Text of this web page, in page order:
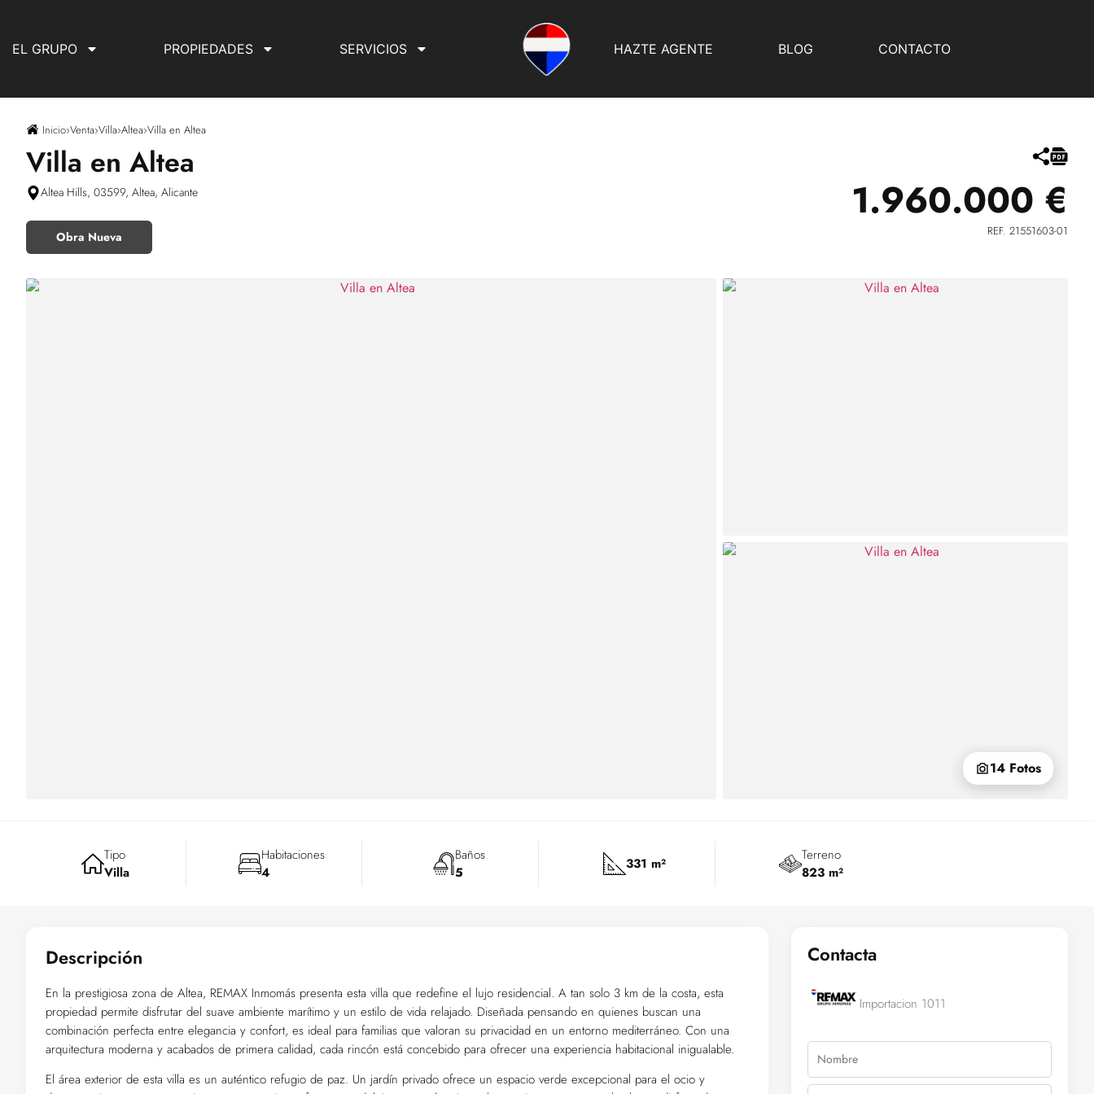
EL GRUPO PROPIEDADES SERVICIOS HAZTE AGENTE BLOG CONTACTO
Inicio›Venta›Villa›Altea›Villa en Altea
Villa en Altea
Altea Hills, 03599, Altea, Alicante
Obra Nueva
1.960.000 €
REF. 21551603-01
14 Fotos
Tipo
Villa
Habitaciones
4
Baños
5
331 m²
Terreno
823 m²
Descripción
En la prestigiosa zona de Altea, REMAX Inmomás presenta esta villa que redefine el lujo residencial. A tan solo 3 km de la costa, esta
propiedad permite disfrutar del suave ambiente marítimo y un estilo de vida relajado. Diseñada pensando en quienes buscan una
combinación perfecta entre elegancia y confort, es ideal para familias que valoran su privacidad en un entorno mediterráneo. Con una
arquitectura moderna y acabados de primera calidad, cada rincón está concebido para ofrecer una experiencia habitacional inigualable.
El área exterior de esta villa es un auténtico refugio de paz. Un jardín privado ofrece un espacio verde excepcional para el ocio y
Contacta
Importacion 1011